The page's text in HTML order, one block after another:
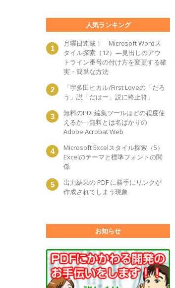
人気ランキング
月曜日連載！ Microsoft Wordス
タイル探索（12）―見出しのアウ
トライン番号の付け方を変更する確
実・簡単な方法
「宇多田ヒカル/First Loveの「だろ
う」説「だはー」説に終止符」
無料のPDF編集ツールはどの程度使
えるか―無料とは名ばかりの
Adobe Acrobat Web
Microsoft Excelスタイル探索（5）
Excelのテーマと標準フォントの関
係
出力結果の PDF に勝手にリンクが
作成されてしまう現象
お知らせ